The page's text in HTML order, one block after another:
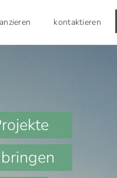
kontaktieren